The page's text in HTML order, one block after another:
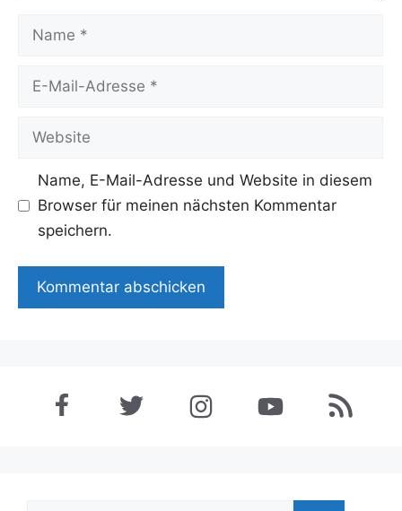
Name
Adresse
Website
Name, E-Mail-Adresse und Website in diesem
Browser für meinen nächsten Kommentar
speichern.